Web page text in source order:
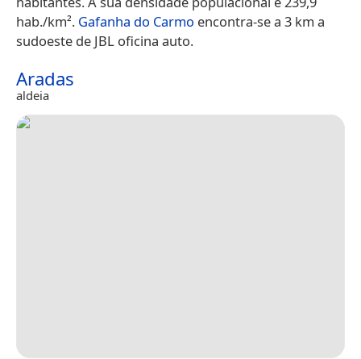
hab./km². Gafanha do Carmo encontra-se a 3 km a
sudoeste de JBL oficina auto.
Aradas
aldeia